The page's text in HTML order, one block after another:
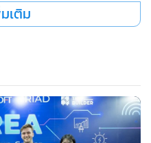
ได้มุ่งเน้นไปที่การจับคู่เชิง
ริง ส่งผลให้เกิดการลงนาม
ารจับคู่ทางธุรกิจกว่า 200
เติม